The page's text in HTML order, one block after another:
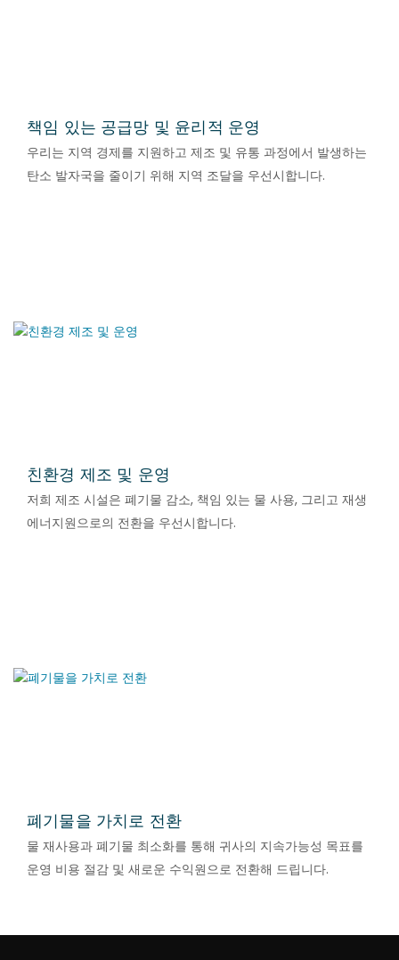
책임 있는 공급망 및 윤리적 운영
우리는 지역 경제를 지원하고 제조 및 유통 과정에서 발생하는
탄소 발자국을 줄이기 위해 지역 조달을 우선시합니다.
친환경 제조 및 운영
저희 제조 시설은 폐기물 감소, 책임 있는 물 사용, 그리고 재생
에너지원으로의 전환을 우선시합니다.
폐기물을 가치로 전환
물 재사용과 폐기물 최소화를 통해 귀사의 지속가능성 목표를
운영 비용 절감 및 새로운 수익원으로 전환해 드립니다.